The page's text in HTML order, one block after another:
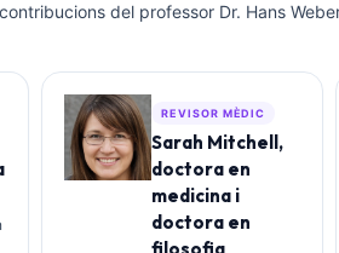
del professor Dr. Hans
REVISOR MÈDIC
Sarah Mitchell,
doctora en
medicina i
doctora en